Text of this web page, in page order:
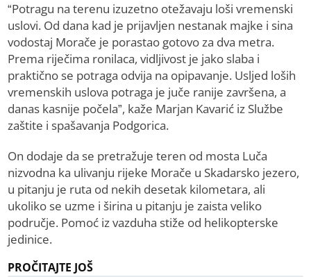
“Potragu na terenu izuzetno otežavaju loši vremenski
uslovi. Od dana kad je prijavljen nestanak majke i sina
vodostaj Morače je porastao gotovo za dva metra.
Prema riječima ronilaca, vidljivost je jako slaba i
praktično se potraga odvija na opipavanje. Usljed loših
vremenskih uslova potraga je juče ranije završena, a
danas kasnije počela”, kaže Marjan Kavarić iz Službe
zaštite i spašavanja Podgorica.
On dodaje da se pretražuje teren od mosta Luča
nizvodna ka ulivanju rijeke Morače u Skadarsko jezero,
u pitanju je ruta od nekih desetak kilometara, ali
ukoliko se uzme i širina u pitanju je zaista veliko
područje. Pomoć iz vazduha stiže od helikopterske
jedinice.
PROČITAJTE JOŠ